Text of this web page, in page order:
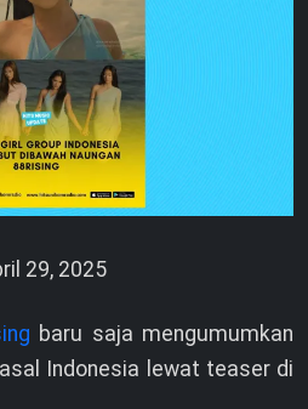
29, 2025
baru saja mengumumkan
Indonesia lewat teaser di